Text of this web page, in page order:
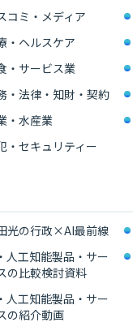
コミ・メディア
・ヘルスケア
・サービス業
・法律・知財・契約
・水産業
・セキュリティー
光の行政×AI最前線
人工知能製品・サー
の比較検討資料
人工知能製品・サー
の紹介動画